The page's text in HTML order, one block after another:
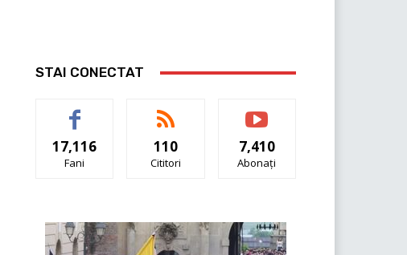
STAI CONECTAT
17,116
Fani
110
Cititori
7,410
Abonați